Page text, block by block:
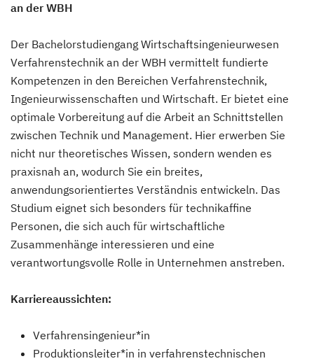
an der WBH
Der Bachelorstudiengang Wirtschaftsingenieurwesen
Verfahrenstechnik an der WBH vermittelt fundierte
Kompetenzen in den Bereichen Verfahrenstechnik,
Ingenieurwissenschaften und Wirtschaft. Er bietet eine
optimale Vorbereitung auf die Arbeit an Schnittstellen
zwischen Technik und Management. Hier erwerben Sie
nicht nur theoretisches Wissen, sondern wenden es
praxisnah an, wodurch Sie ein breites,
anwendungsorientiertes Verständnis entwickeln. Das
Studium eignet sich besonders für technikaffine
Personen, die sich auch für wirtschaftliche
Zusammenhänge interessieren und eine
verantwortungsvolle Rolle in Unternehmen anstreben.
Karriereaussichten:
Verfahrensingenieur*in
Produktionsleiter*in in verfahrenstechnischen